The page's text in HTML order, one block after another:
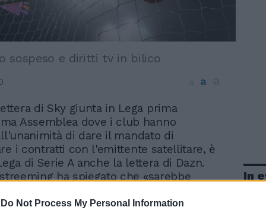
Do Not Process My Personal Information
sospeso e diritti tv in bilico
a
di Sky giunta in Lega prima
Assemblea dove i club hanno
di dare il mandato di
i contratti con l'emittente satellitare, è
di Serie A anche la lettera di Dazn.
ha spiegato che «sarebbe
temporaneamente il termine di
In